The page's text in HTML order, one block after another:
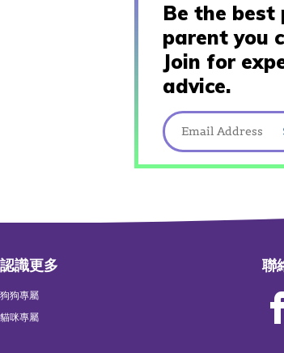
Be the best
parent you
Join for
advice.
認識更多
狗狗專屬
貓咪專屬
聯